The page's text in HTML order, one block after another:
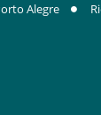
Alegre